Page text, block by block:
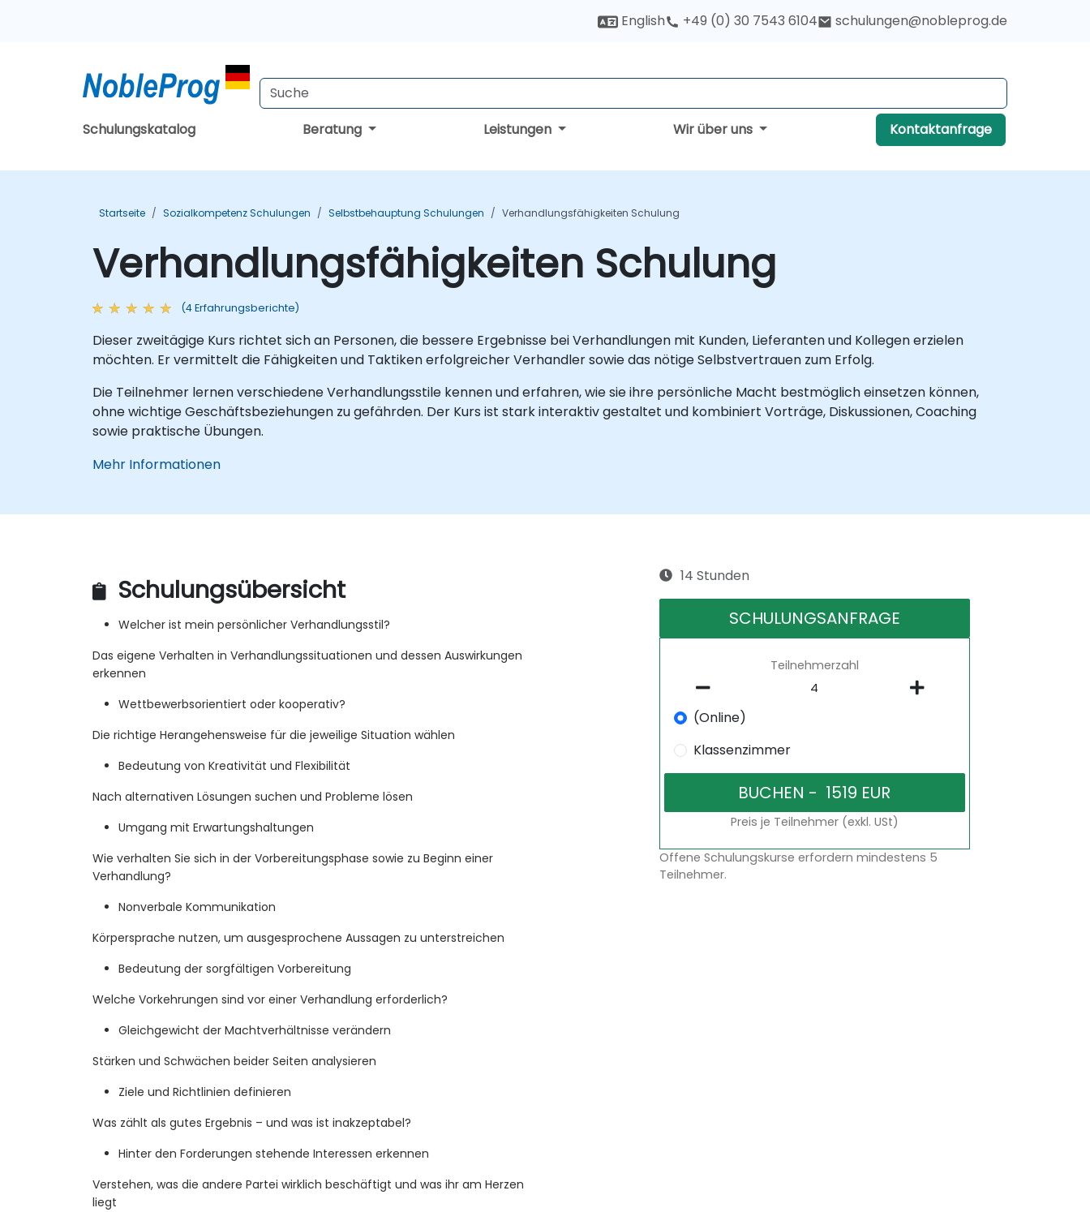
English +49 (0) 30 7543 6104 schulungen@nobleprog.de
Schulungskatalog Beratung Leistungen Wir über uns Kontaktanfrage
Startseite Sozialkompetenz Schulungen Selbstbehauptung Schulungen Verhandlungsfähigkeiten Schulung
Verhandlungsfähigkeiten Schulung
(4 Erfahrungsberichte)
Dieser zweitägige Kurs richtet sich an Personen, die bessere Ergebnisse bei Verhandlungen mit Kunden, Lieferanten und Kollegen erzielen
möchten. Er vermittelt die Fähigkeiten und Taktiken erfolgreicher Verhandler sowie das nötige Selbstvertrauen zum Erfolg.
Die Teilnehmer lernen verschiedene Verhandlungsstile kennen und erfahren, wie sie ihre persönliche Macht bestmöglich einsetzen können,
ohne wichtige Geschäftsbeziehungen zu gefährden. Der Kurs ist stark interaktiv gestaltet und kombiniert Vorträge, Diskussionen, Coaching
sowie praktische Übungen.
Mehr Informationen
Schulungsübersicht
Welcher ist mein persönlicher Verhandlungsstil?
Das eigene Verhalten in Verhandlungssituationen und dessen Auswirkungen
erkennen
Wettbewerbsorientiert oder kooperativ?
Die richtige Herangehensweise für die jeweilige Situation wählen
Bedeutung von Kreativität und Flexibilität
Nach alternativen Lösungen suchen und Probleme lösen
Umgang mit Erwartungshaltungen
Wie verhalten Sie sich in der Vorbereitungsphase sowie zu Beginn einer
Verhandlung?
Nonverbale Kommunikation
Körpersprache nutzen, um ausgesprochene Aussagen zu unterstreichen
Bedeutung der sorgfältigen Vorbereitung
Welche Vorkehrungen sind vor einer Verhandlung erforderlich?
Gleichgewicht der Machtverhältnisse verändern
Stärken und Schwächen beider Seiten analysieren
Ziele und Richtlinien definieren
Was zählt als gutes Ergebnis – und was ist inakzeptabel?
Hinter den Forderungen stehende Interessen erkennen
Verstehen, was die andere Partei wirklich beschäftigt und was ihr am Herzen
liegt
14 Stunden
SCHULUNGSANFRAGE
Teilnehmerzahl
(Online)
Klassenzimmer
Preis je Teilnehmer (exkl. USt)
Offene Schulungskurse erfordern mindestens 5
Teilnehmer.